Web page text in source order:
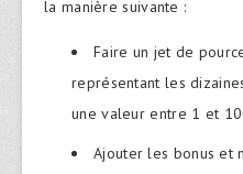
la manière suivante :
Faire un jet de
représentant les
une valeur entre 1 et
Ajouter les bonus et